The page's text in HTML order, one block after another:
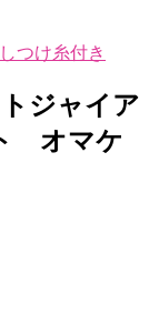
け糸付き
ジャイア
オマケ